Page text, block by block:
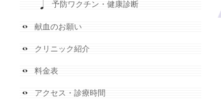
予防ワクチン・健康診断
献血のお願い
クリニック紹介
料金表
アクセス・診療時間